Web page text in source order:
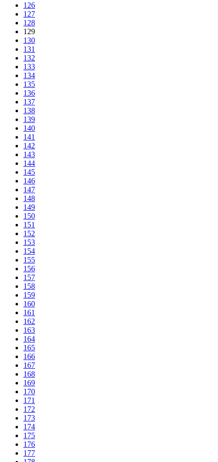
126
127
128
129
130
131
132
133
134
135
136
137
138
139
140
141
142
143
144
145
146
147
148
149
150
151
152
153
154
155
156
157
158
159
160
161
162
163
164
165
166
167
168
169
170
171
172
173
174
175
176
177